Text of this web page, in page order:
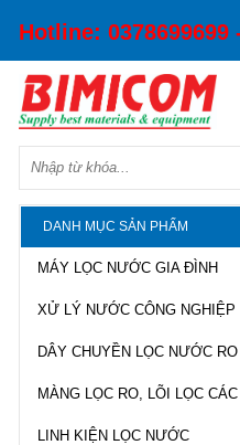
Hotline: 0378699699
DANH MỤC SẢN PHẨM
MÁY LỌC NƯỚC GIA ĐÌNH
XỬ LÝ NƯỚC CÔNG NGHIỆP
DÂY CHUYỀN LỌC NƯỚC RO
MÀNG LỌC RO, LÕI LỌC CÁC
LINH KIỆN LỌC NƯỚC